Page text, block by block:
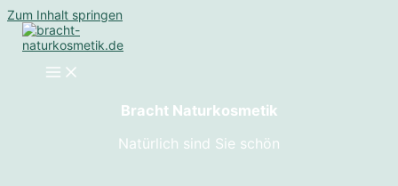
Zum Inhalt springen
Bracht Naturkosmetik
Natürlich sind Sie schön